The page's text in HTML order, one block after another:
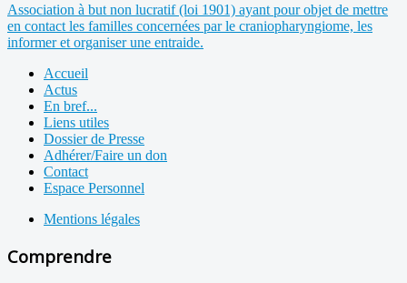
Association à but non lucratif (loi 1901) ayant pour objet de mettre
en contact les familles concernées par le craniopharyngiome, les
informer et organiser une entraide.
Accueil
Actus
En bref...
Liens utiles
Dossier de Presse
Adhérer/Faire un don
Contact
Espace Personnel
Mentions légales
Comprendre